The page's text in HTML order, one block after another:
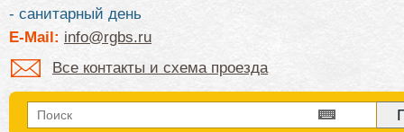
- санитарный день
E-Mail: info@rgbs.ru
Все контакты и схема проезда